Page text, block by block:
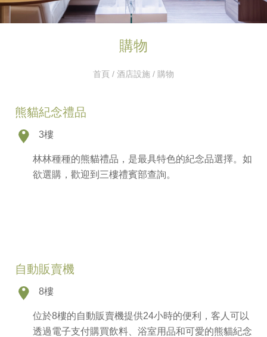
購物
首頁 / 酒店設施 / 購物
熊貓紀念禮品
3樓
林林種種的熊貓禮品，是最具特色的紀念品選擇。如
欲選購，歡迎到三樓禮賓部查詢。
自動販賣機
8樓
位於8樓的自動販賣機提供24小時的便利，客人可以
透過電子支付購買飲料、浴室用品和可愛的熊貓紀念